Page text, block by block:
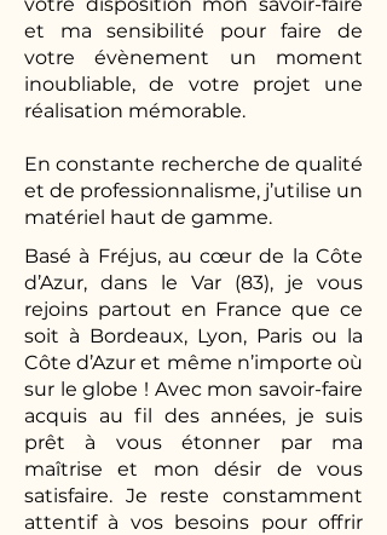
et ma sensibilité pour faire de
votre évènement un moment
inoubliable, de votre projet une
réalisation mémorable.
En constante recherche de qualité
et de professionnalisme, j’utilise un
matériel haut de gamme.
Basé à Fréjus, au cœur de la Côte
d’Azur, dans le Var (83), je vous
rejoins partout en France que ce
soit à Bordeaux, Lyon, Paris ou la
Côte d’Azur et même n’importe où
sur le globe ! Avec mon savoir-faire
acquis au fil des années, je suis
prêt à vous étonner par ma
maîtrise et mon désir de vous
satisfaire. Je reste constamment
attentif à vos besoins pour offrir